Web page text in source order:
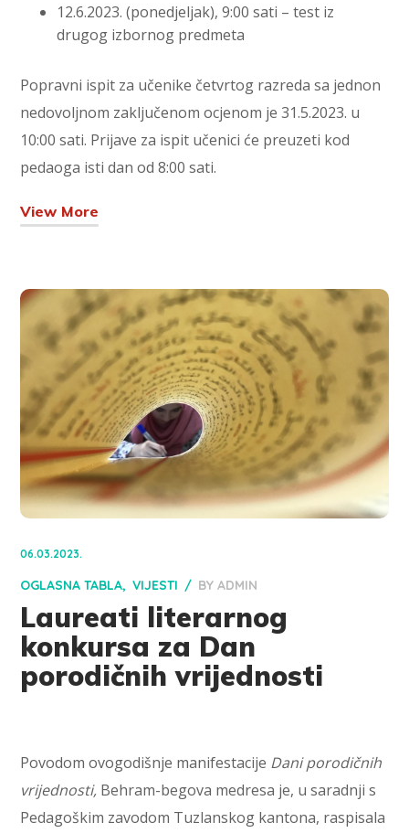
12.6.2023. (ponedjeljak), 9:00 sati – test iz
drugog izbornog predmeta
Popravni ispit za učenike četvrtog razreda sa jednon
nedovoljnom zaključenom ocjenom je 31.5.2023. u
10:00 sati. Prijave za ispit učenici će preuzeti kod
pedaoga isti dan od 8:00 sati.
View More
06.03.2023.
OGLASNA TABLA VIJESTI BYADMIN
Laureati literarnog
konkursa za Dan
porodičnih vrijednosti
Povodom ovogodišnje manifestacije Dani porodičnih
vrijednosti, Behram-begova medresa je, u saradnji s
Pedagoškim zavodom Tuzlanskog kantona, raspisala